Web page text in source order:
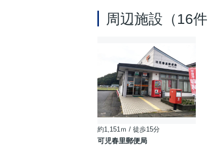
周辺施設（16件
約1,151ｍ / 徒歩15分
可児春里郵便局